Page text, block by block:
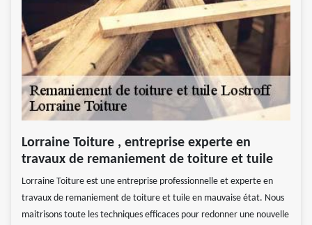
Lorraine Toiture , entreprise experte en
travaux de remaniement de toiture et tuile
Lorraine Toiture est une entreprise professionnelle et experte en
travaux de remaniement de toiture et tuile en mauvaise état. Nous
maitrisons toute les techniques efficaces pour redonner une nouvelle